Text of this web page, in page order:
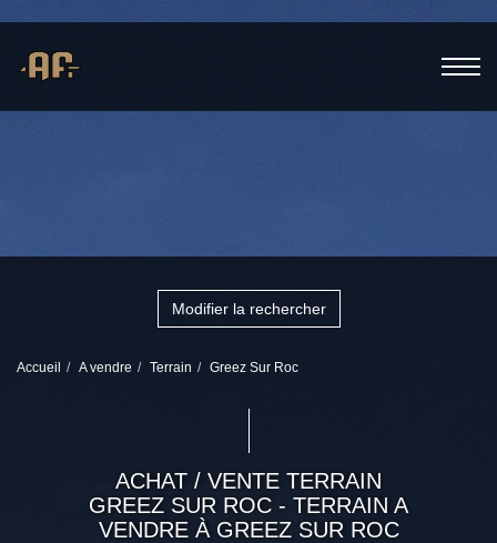
Modifier la rechercher
Accueil A vendre Terrain Greez Sur Roc
ACHAT / VENTE TERRAIN
GREEZ SUR ROC - TERRAIN A
VENDRE À GREEZ SUR ROC